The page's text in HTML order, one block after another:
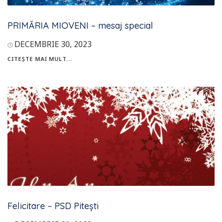
PRIMĂRIA MIOVENI – mesaj special
DECEMBRIE 30, 2023
CITEȘTE MAI MULT...
Felicitare – PSD Pitești